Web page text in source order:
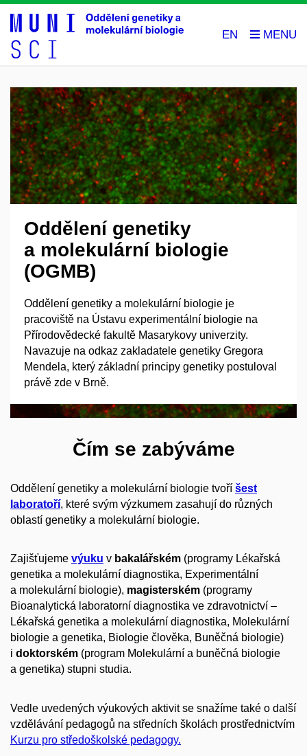
EN
Oddělení genetiky
a molekulární biologie
(OGMB)
Oddělení genetiky a molekulární biologie je
pracoviště na Ústavu experimentální biologie na
Přírodovědecké fakultě Masarykovy univerzity.
Navazuje na odkaz zakladatele genetiky Gregora
Mendela, který základní principy genetiky postuloval
právě zde v Brně.
Čím se zabýváme
Oddělení genetiky a molekulární biologie tvoří šest
laboratoří, které svým výzkumem zasahují do různých
oblastí genetiky a molekulární biologie.
Zajišťujeme výuku v bakalářském (programy Lékařská
genetika a molekulární diagnostika, Experimentální
a molekulární biologie), magisterském (programy
Bioanalytická laboratorní diagnostika ve zdravotnictví –
Lékařská genetika a molekulární diagnostika, Molekulární
biologie a genetika, Biologie člověka, Buněčná biologie)
i doktorském (program Molekulární a buněčná biologie
a genetika) stupni studia.
Vedle uvedených výukových aktivit se snažíme také o další
vzdělávání pedagogů na středních školách prostřednictvím
Kurzu pro středoškolské pedagogy.